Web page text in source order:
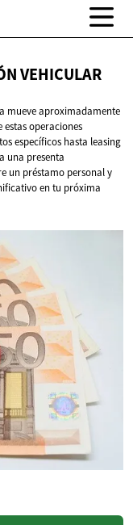
VEHICULAR
mueve aproximadamente
estas operaciones
específicos hasta leasing
una presenta
un préstamo personal y
en tu próxima